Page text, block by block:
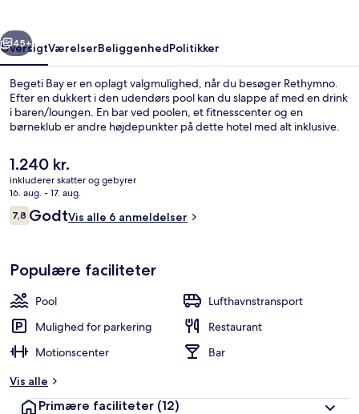
Udendørs pool
Næste
45+
OversigtVærelserBeliggenhedPolitikker
Begeti Bay er en oplagt valgmulighed, når du besøger Rethymno.
Efter en dukkert i den udendørs pool kan du slappe af med en drink
i baren/loungen. En bar ved poolen, et fitnesscenter og en
børneklub er andre højdepunkter på dette hotel med alt inklusive.
Den
nuværende
pris
er
1.240 kr.
1.240 kr.
inkluderer skatter og gebyrer
16. aug. - 17. aug.
Anmeldelser
7,87,8 ud af 10.
GodtVis alle 6 anmeldelser
Populære faciliteter
Pool
Lufthavnstransport
Mulighed for parkering
Restaurant
Motionscenter
Bar
Vis alle
Primære faciliteter (12)